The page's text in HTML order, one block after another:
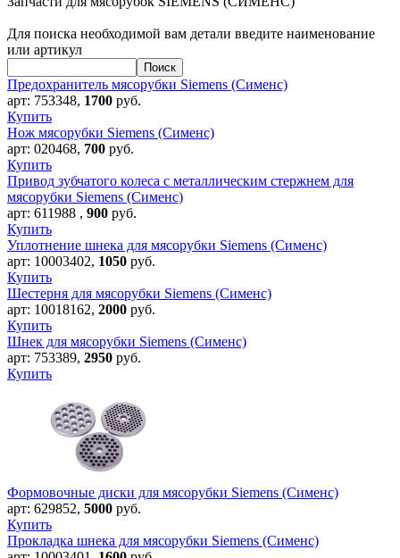
Для поиска необходимой вам детали введите наименование
или артикул
Предохранитель мясорубки Siemens (Сименс)
арт: 753348, 1700 руб.
Купить
Нож мясорубки Siemens (Сименс)
арт: 020468, 700 руб.
Купить
Привод зубчатого колеса с металлическим стержнем для
мясорубки Siemens (Сименс)
арт: 611988 , 900 руб.
Купить
Уплотнение шнека для мясорубки Siemens (Сименс)
арт: 10003402, 1050 руб.
Купить
Шестерня для мясорубки Siemens (Сименс)
арт: 10018162, 2000 руб.
Купить
Шнек для мясорубки Siemens (Сименс)
арт: 753389, 2950 руб.
Купить
Формовочные диски для мясорубки Siemens (Сименс)
арт: 629852, 5000 руб.
Купить
Прокладка шнека для мясорубки Siemens (Сименс)